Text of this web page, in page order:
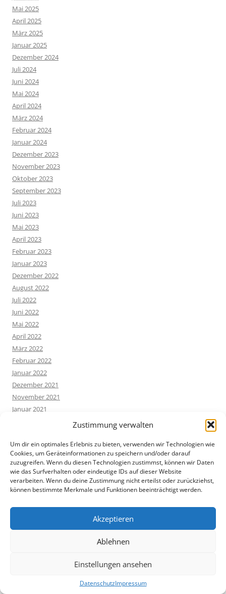
Zustimmung verwalten
Um dir ein optimales Erlebnis zu bieten, verwenden wir Technologien wie
Cookies, um Geräteinformationen zu speichern und/oder darauf
zuzugreifen. Wenn du diesen Technologien zustimmst, können wir Daten
wie das Surfverhalten oder eindeutige IDs auf dieser Website
verarbeiten. Wenn du deine Zustimmung nicht erteilst oder zurückziehst,
können bestimmte Merkmale und Funktionen beeinträchtigt werden.
Akzeptieren
Ablehnen
Einstellungen ansehen
DatenschutzImpressum
Mai 2025
April 2025
März 2025
Januar 2025
Dezember 2024
Juli 2024
Juni 2024
Mai 2024
April 2024
März 2024
Februar 2024
Januar 2024
Dezember 2023
November 2023
Oktober 2023
September 2023
Juli 2023
Juni 2023
Mai 2023
April 2023
Februar 2023
Januar 2023
Dezember 2022
August 2022
Juli 2022
Juni 2022
Mai 2022
April 2022
März 2022
Februar 2022
Januar 2022
Dezember 2021
November 2021
Januar 2021
März 2020
Februar 2020
Januar 2020
Dezember 2019
September 2019
August 2019
Mai 2019